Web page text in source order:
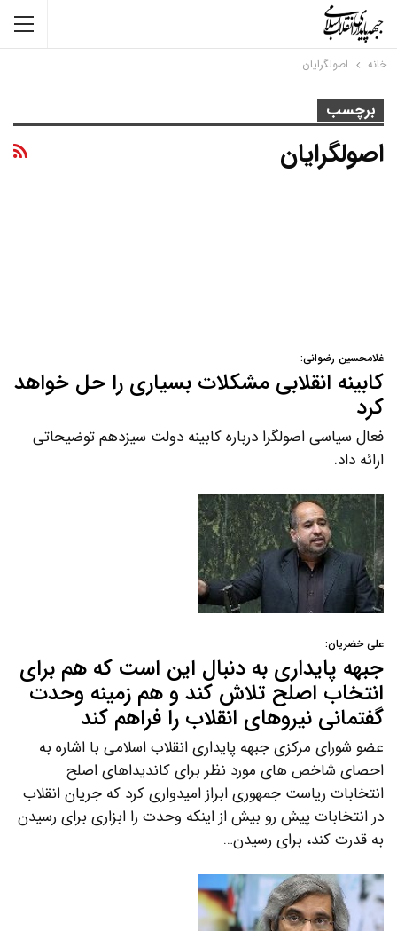
خانه اصولگرایان
برچسب
اصولگرایان
غلامحسین رضوانی:
کابینه انقلابی مشکلات بسیاری را حل خواهد
کرد
فعال سیاسی اصولگرا درباره کابینه دولت سیزدهم توضیحاتی
ارائه داد.
علی خضریان:
جبهه پایداری به دنبال این است که هم برای
انتخاب اصلح تلاش کند و هم زمینه وحدت
گفتمانی نیروهای انقلاب را فراهم کند
عضو شورای مرکزی جبهه پایداری انقلاب اسلامی با اشاره به
احصای شاخص های مورد نظر برای کاندیداهای اصلح
انتخابات ریاست جمهوری ابراز امیدواری کرد که جریان انقلاب
در انتخابات پیش رو بیش از اینکه وحدت را ابزاری برای رسیدن
به قدرت کند، برای رسیدن…